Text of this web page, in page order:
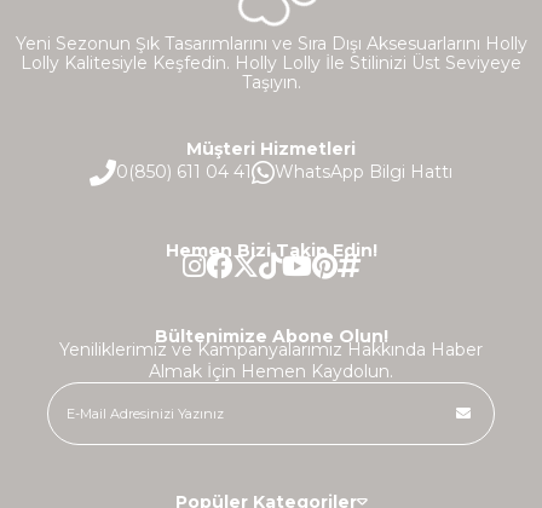
Yeni Sezonun Şık Tasarımlarını ve Sıra Dışı Aksesuarlarını Holly
Lolly Kalitesiyle Keşfedin. Holly Lolly İle Stilinizi Üst Seviyeye
Taşıyın.
Müşteri Hizmetleri
0(850) 611 04 41
WhatsApp Bilgi Hattı
Hemen Bizi Takip Edin!
Bültenimize Abone Olun!
Yeniliklerimiz ve Kampanyalarımız Hakkında Haber
Almak İçin Hemen Kaydolun.
Popüler Kategoriler